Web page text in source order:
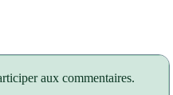
aux commentaires.